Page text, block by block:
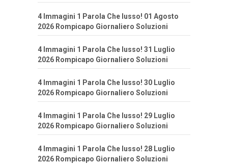
4 Immagini 1 Parola Che lusso! 01 Agosto
2026 Rompicapo Giornaliero Soluzioni
4 Immagini 1 Parola Che lusso! 31 Luglio
2026 Rompicapo Giornaliero Soluzioni
4 Immagini 1 Parola Che lusso! 30 Luglio
2026 Rompicapo Giornaliero Soluzioni
4 Immagini 1 Parola Che lusso! 29 Luglio
2026 Rompicapo Giornaliero Soluzioni
4 Immagini 1 Parola Che lusso! 28 Luglio
2026 Rompicapo Giornaliero Soluzioni